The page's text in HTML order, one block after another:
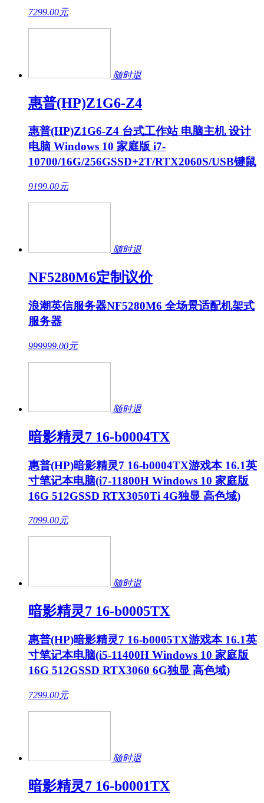
7299.00元
随时退
惠普(HP)Z1G6-Z4
惠普(HP)Z1G6-Z4 台式工作站 电脑主机 设计
电脑 Windows 10 家庭版 i7-
10700/16G/256GSSD+2T/RTX2060S/USB键鼠
9199.00元
随时退
NF5280M6定制议价
浪潮英信服务器NF5280M6 全场景适配机架式
服务器
999999.00元
随时退
暗影精灵7 16-b0004TX
惠普(HP)暗影精灵7 16-b0004TX游戏本 16.1英
寸笔记本电脑(i7-11800H Windows 10 家庭版
16G 512GSSD RTX3050Ti 4G独显 高色域)
7099.00元
随时退
暗影精灵7 16-b0005TX
惠普(HP)暗影精灵7 16-b0005TX游戏本 16.1英
寸笔记本电脑(i5-11400H Windows 10 家庭版
16G 512GSSD RTX3060 6G独显 高色域)
7299.00元
随时退
暗影精灵7 16-b0001TX